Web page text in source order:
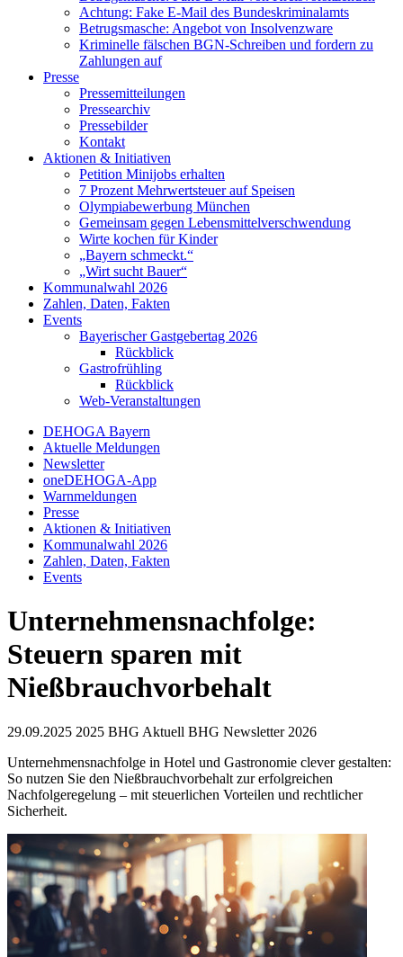
Achtung: Fake E-Mail des Bundeskriminalamts
Betrugsmasche: Angebot von Insolvenzware
Kriminelle fälschen BGN-Schreiben und fordern zu
Zahlungen auf
Presse
Pressemitteilungen
Pressearchiv
Pressebilder
Kontakt
Aktionen & Initiativen
Petition Minijobs erhalten
7 Prozent Mehrwertsteuer auf Speisen
Olympiabewerbung München
Gemeinsam gegen Lebensmittelverschwendung
Wirte kochen für Kinder
„Bayern schmeckt.“
„Wirt sucht Bauer“
Kommunalwahl 2026
Zahlen, Daten, Fakten
Events
Bayerischer Gastgebertag 2026
Rückblick
Gastrofrühling
Rückblick
Web-Veranstaltungen
DEHOGA Bayern
Aktuelle Meldungen
Newsletter
oneDEHOGA-App
Warnmeldungen
Presse
Aktionen & Initiativen
Kommunalwahl 2026
Zahlen, Daten, Fakten
Events
Unternehmensnachfolge:
Steuern sparen mit
Nießbrauchvorbehalt
29.09.2025 2025 BHG Aktuell BHG Newsletter 2026
Unternehmensnachfolge in Hotel und Gastronomie clever gestalten:
So nutzen Sie den Nießbrauchvorbehalt zur erfolgreichen
Nachfolgeregelung – mit steuerlichen Vorteilen und rechtlicher
Sicherheit.